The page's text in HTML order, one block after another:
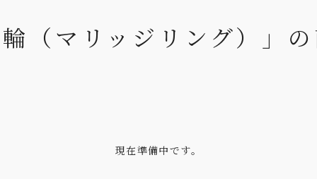
（マリッジリング）」
現在準備中です。